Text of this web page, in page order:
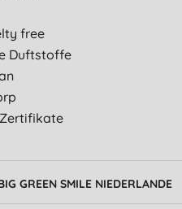
free
Duftstoffe
GREEN SMILE NIEDERLANDE